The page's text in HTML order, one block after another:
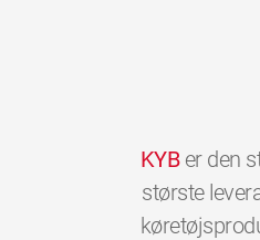
KYBer den
største